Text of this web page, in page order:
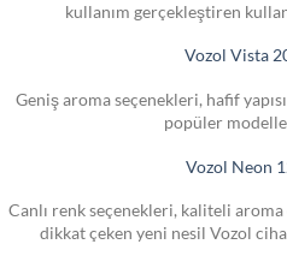
kullanım gerçekleştiren
Vozol Vista
Geniş aroma seçenekleri, hafif
popüler
Vozol Neon
Canlı renk seçenekleri, kaliteli
dikkat çeken yeni nesil Vozol